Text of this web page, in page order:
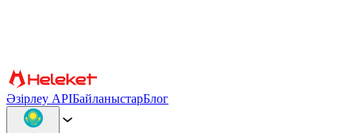
Әзірлеу APIБайланыстарБлог